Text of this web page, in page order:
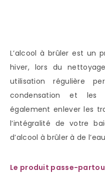
L’alcool à brûler est un
hiver, lors du
utilisation régulière
condensation et les
également enlever les
l’intégralité de votre
d’alcool à brûler à de
Le produit passe-